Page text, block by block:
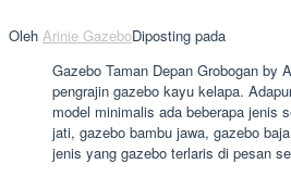
Oleh Arinie GazeboDiposting pada
Gazebo Taman Depan Grobogan by
pengrajin gazebo kayu kelapa.
model minimalis ada beberapa jenis
jati, gazebo bambu jawa, gazebo
jenis yang gazebo terlaris di pesan